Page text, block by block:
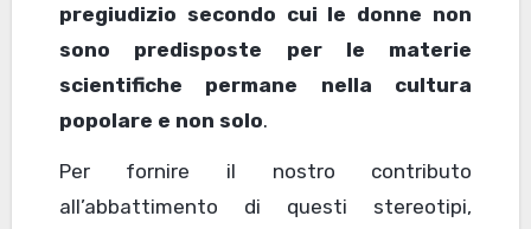
pregiudizio secondo cui le donne non
sono predisposte per le materie
scientifiche permane nella cultura
popolare e non solo.
Per fornire il nostro contributo
all’abbattimento di questi stereotipi,